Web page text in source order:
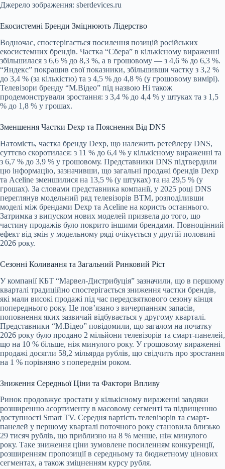
Джерело зображення: sberdevices.ru
Екосистемні Бренди Зміцнюють Лідерство
Водночас, спостерігається посилення позицій російських
екосистемних брендів. Частка “Сбера” в кількісному вираженні
збільшилася з 6,6 % до 8,3 %, а в грошовому — з 4,6 % до 6,3 %.
“Яндекс” покращив свої показники, збільшивши частку з 3,2 %
до 3,4 % (за кількістю) та з 4,5 % до 4,8 % (у грошовому вимірі).
Телевізори бренду “М.Відео” під назвою Hi також
продемонстрували зростання: з 3,4 % до 4,4 % у штуках та з 1,5
% до 1,8 % у грошах.
Зменшення Частки Dexp та Пояснення Від DNS
Натомість, частка бренду Dexp, що належить ретейлеру DNS,
суттєво скоротилася: з 11 % до 6,4 % у кількісному вираженні та
з 6,7 % до 3,9 % у грошовому. Представники DNS підтвердили
цю інформацію, зазначивши, що загальні продажі брендів Dexp
та Aceline зменшилися на 13,5 % (у штуках) та на 29,5 % (у
грошах). За словами представника компанії, у 2025 році DNS
переглянув модельний ряд телевізорів ВТМ, розподіливши
моделі між брендами Dexp та Aceline на користь останнього.
Затримка з випуском нових моделей призвела до того, що
частину продажів було покрито іншими брендами. Повноцінний
ефект від змін у модельному ряді очікується у другій половині
2026 року.
Сезонні Коливання та Загальний Ринковий Ріст
У компанії КБТ “Марвел-Дистрибуція” зазначили, що в першому
кварталі традиційно спостерігається зниження частки брендів,
які мали високі продажі під час передсвяткового сезону кінця
попереднього року. Це пов’язано з вичерпанням запасів,
поповнення яких зазвичай відбувається у другому кварталі.
Представники “М.Відео” повідомили, що загалом на початку
2026 року було продано 2 мільйони телевізорів та смарт-панелей,
що на 10 % більше, ніж минулого року. У грошовому вираженні
продажі досягли 58,2 мільярда рублів, що свідчить про зростання
на 1 % порівняно з попереднім роком.
Зниження Середньої Ціни та Фактори Впливу
Ринок продовжує зростати у кількісному вираженні завдяки
розширенню асортименту в масовому сегменті та підвищенню
доступності Smart TV. Середня вартість телевізорів та смарт-
панелей у першому кварталі поточного року становила близько
29 тисяч рублів, що приблизно на 8 % менше, ніж минулого
року. Таке зниження ціни зумовлене посиленням конкуренції,
розширенням пропозиції в середньому та бюджетному цінових
сегментах, а також зміцненням курсу рубля.